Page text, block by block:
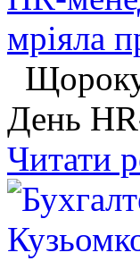
мріяла
Щороку
День
Читати